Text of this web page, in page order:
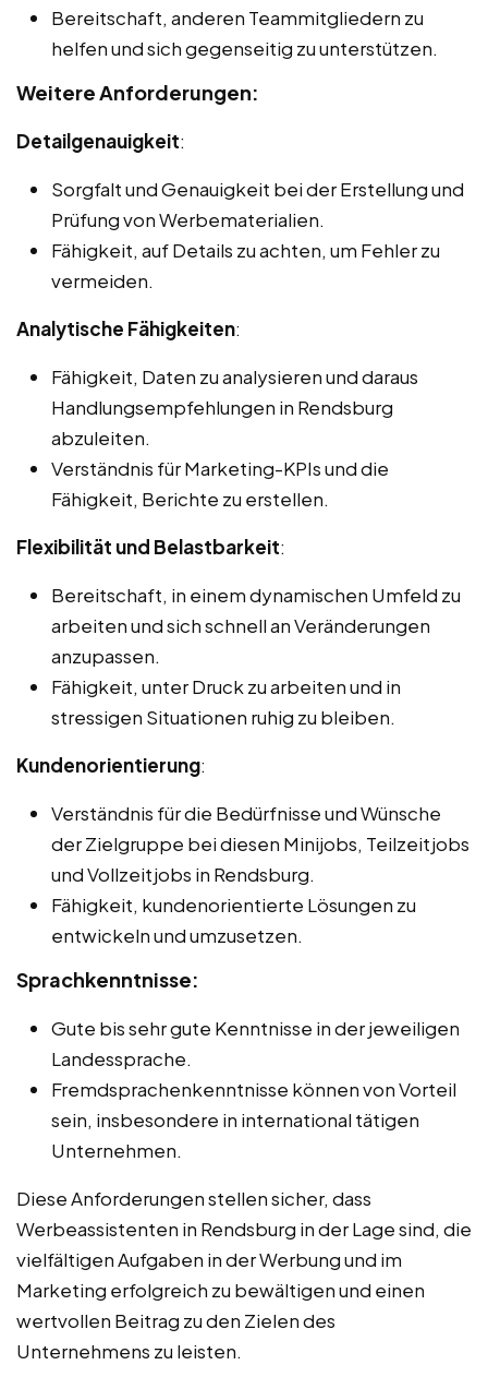
Bereitschaft, anderen Teammitgliedern zu
helfen und sich gegenseitig zu unterstützen.
Weitere Anforderungen:
Detailgenauigkeit:
Sorgfalt und Genauigkeit bei der Erstellung und
Prüfung von Werbematerialien.
Fähigkeit, auf Details zu achten, um Fehler zu
vermeiden.
Analytische Fähigkeiten:
Fähigkeit, Daten zu analysieren und daraus
Handlungsempfehlungen in Rendsburg
abzuleiten.
Verständnis für Marketing-KPIs und die
Fähigkeit, Berichte zu erstellen.
Flexibilität und Belastbarkeit:
Bereitschaft, in einem dynamischen Umfeld zu
arbeiten und sich schnell an Veränderungen
anzupassen.
Fähigkeit, unter Druck zu arbeiten und in
stressigen Situationen ruhig zu bleiben.
Kundenorientierung:
Verständnis für die Bedürfnisse und Wünsche
der Zielgruppe bei diesen Minijobs, Teilzeitjobs
und Vollzeitjobs in Rendsburg.
Fähigkeit, kundenorientierte Lösungen zu
entwickeln und umzusetzen.
Sprachkenntnisse:
Gute bis sehr gute Kenntnisse in der jeweiligen
Landessprache.
Fremdsprachenkenntnisse können von Vorteil
sein, insbesondere in international tätigen
Unternehmen.
Diese Anforderungen stellen sicher, dass
Werbeassistenten in Rendsburg in der Lage sind, die
vielfältigen Aufgaben in der Werbung und im
Marketing erfolgreich zu bewältigen und einen
wertvollen Beitrag zu den Zielen des
Unternehmens zu leisten.